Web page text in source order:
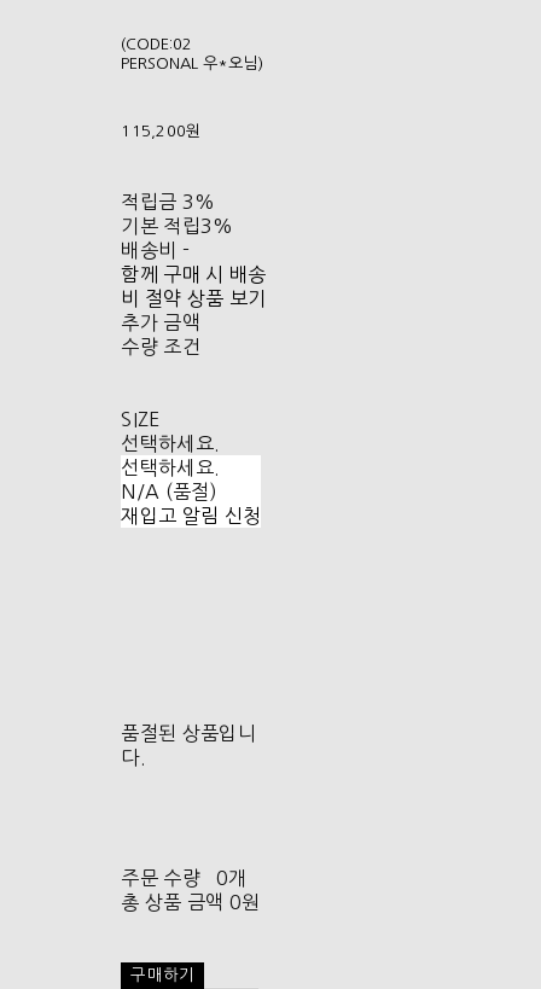
(CODE:02
PERSONAL 우*오님)
115,200원
적립금 3%
기본 적립3%
배송비 -
함께 구매 시 배송
비 절약 상품 보기
추가 금액
수량 조건
SIZE
선택하세요.
선택하세요.
N/A (품절)
재입고 알림 신청
품절된 상품입니
다.
주문 수량
0개
총 상품 금액 0원
구매하기